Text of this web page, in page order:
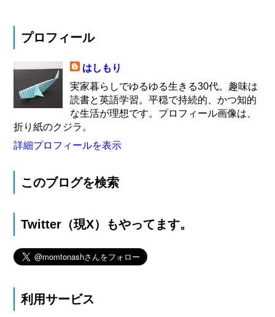
プロフィール
はしもり
実家暮らしでゆるゆる生きる30代。趣味は
読書と英語学習。平穏で持続的、かつ知的
な生活が理想です。プロフィール画像は、
折り紙のクジラ。
詳細プロフィールを表示
このブログを検索
Twitter（現X）もやってます。
利用サービス